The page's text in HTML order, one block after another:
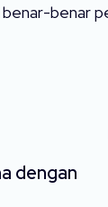
benar
dengan